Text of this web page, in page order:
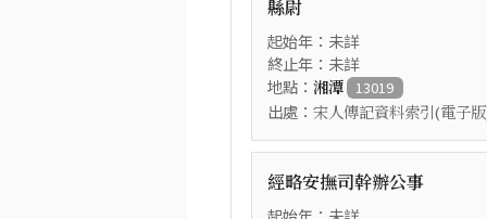
縣尉
起始年：未詳
終止年：未詳
地點： 湘潭 13019
出處： 宋人傳記資料索引(電子
經略安撫司幹辦公事